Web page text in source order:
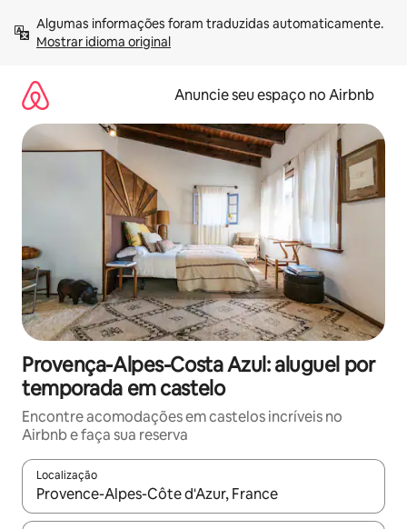
para
Mostrar idioma original
Anuncie seu espaço no Airbnb
Provença-Alpes-Costa Azul: aluguel por
temporada em castelo
Encontre acomodações em castelos incríveis no
Airbnb e faça sua reserva
Localização
Quando os resultados estiverem disponíveis, explore-os